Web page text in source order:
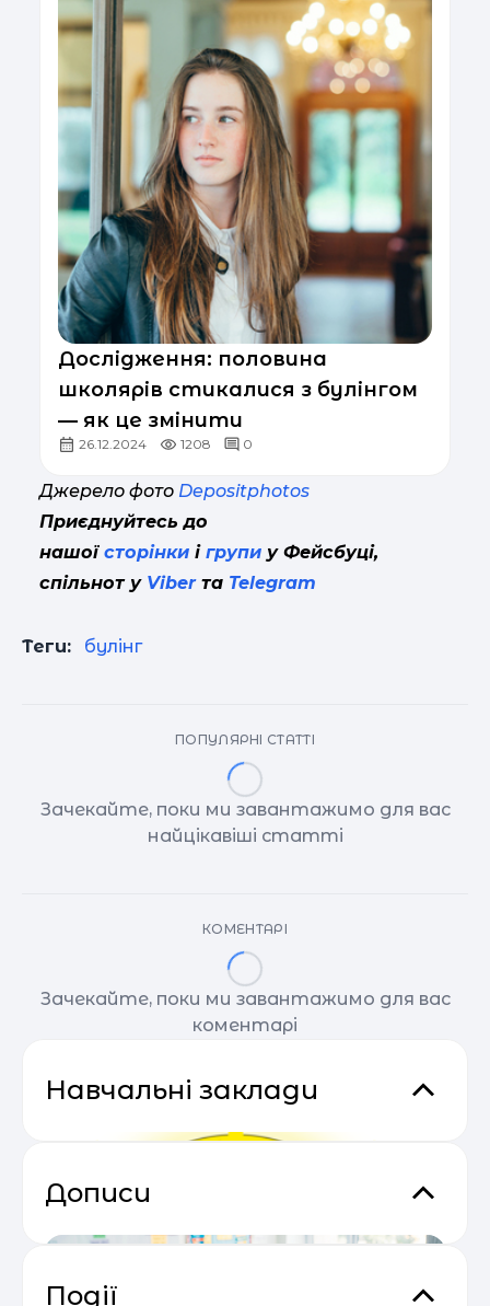
Дослідження: половина
школярів стикалися з булінгом
— як це змінити
26.12.2024 1208 0
Джерело фото Depositphotos
Приєднуйтесь до
нашої сторінки і групи у Фейсбуці,
спільнот у Viberта Telegram
Теги: булінг
ПОПУЛЯРНІ СТАТТІ
Зачекайте, поки ми завантажимо для вас
найцікавіші статті
КОМЕНТАРІ
Зачекайте, поки ми завантажимо для вас
коментарі
Навчальні заклади
Дописи
Події